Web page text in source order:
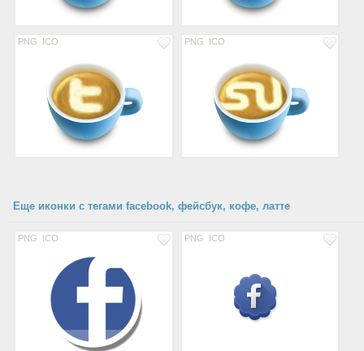
PNG ICO PNG ICO
Еще иконки с тегами facebook, фейсбук, кофе, латте
PNG ICO PNG ICO